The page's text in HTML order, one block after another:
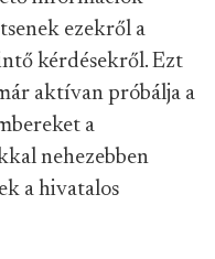
ezekről a
kérdésekről. Ezt
aktívan próbálja a
a
nehezebben
a hivatalos